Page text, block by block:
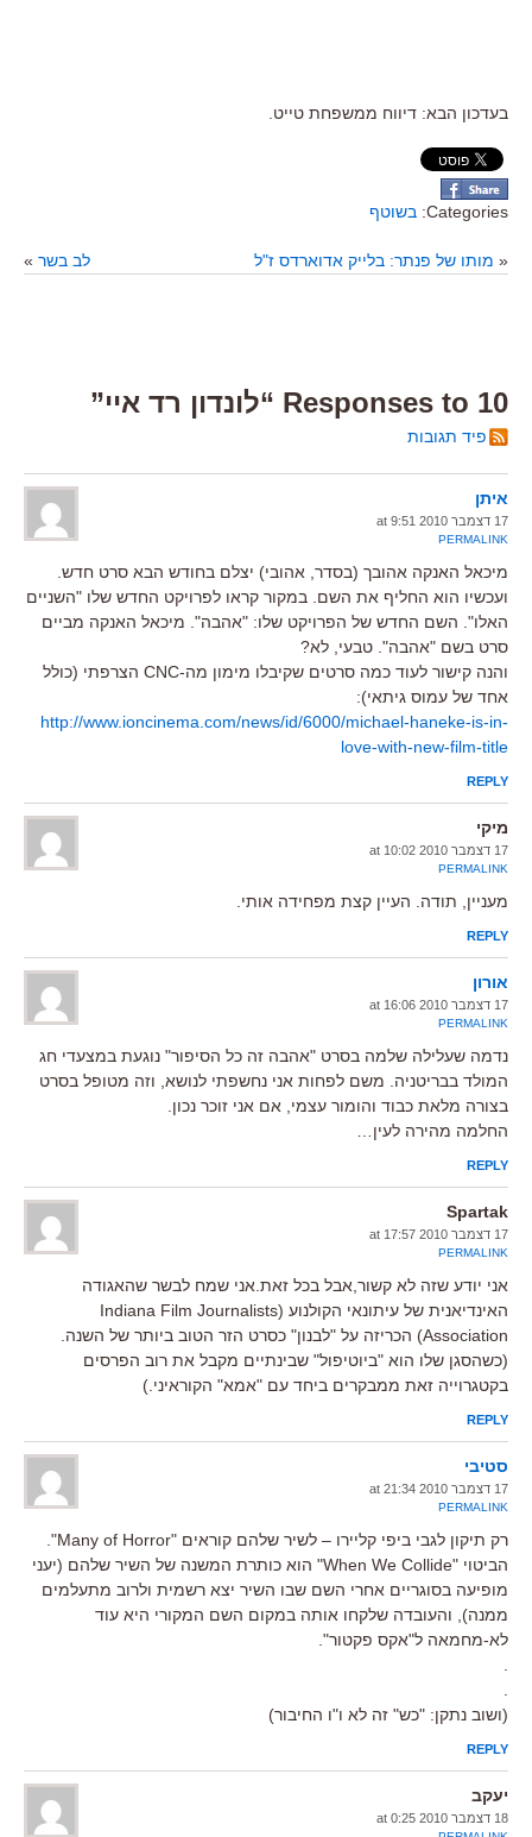
בעדכון הבא: דיווח ממשפחת טייט.
Categories: בשוטף
« מותו של פנתר: בלייק אדוארדס ז"ל לב בשר »
10 Responses to “לונדון רד איי”
פיד תגובות
איתן
17 דצמבר 2010 at 9:51
PERMALINK
מיכאל האנקה אהובך (בסדר, אהובי) יצלם בחודש הבא סרט חדש.
ועכשיו הוא החליף את השם. במקור קראו לפרויקט החדש שלו "השניים
האלו". השם החדש של הפרויקט שלו: "אהבה". מיכאל האנקה מביים
סרט בשם "אהבה". טבעי, לא?
והנה קישור לעוד כמה סרטים שקיבלו מימון מה-CNC הצרפתי (כולל
אחד של עמוס גיתאי):
http://www.ioncinema.com/news/id/6000/michael-haneke-is-in-
love-with-new-film-title
REPLY
מיקי
17 דצמבר 2010 at 10:02
PERMALINK
מעניין, תודה. העיין קצת מפחידה אותי.
REPLY
אורון
17 דצמבר 2010 at 16:06
PERMALINK
נדמה שעלילה שלמה בסרט "אהבה זה כל הסיפור" נוגעת במצעדי חג
המולד בבריטניה. משם לפחות אני נחשפתי לנושא, וזה מטופל בסרט
בצורה מלאת כבוד והומור עצמי, אם אני זוכר נכון.
החלמה מהירה לעין…
REPLY
Spartak
17 דצמבר 2010 at 17:57
PERMALINK
אני יודע שזה לא קשור,אבל בכל זאת.אני שמח לבשר שהאגודה
האינדיאנית של עיתונאי הקולנוע (Indiana Film Journalists
Association) הכריזה על "לבנון" כסרט הזר הטוב ביותר של השנה.
(כשהסגן שלו הוא "ביוטיפול" שבינתיים מקבל את רוב הפרסים
בקטגרוייה זאת ממבקרים ביחד עם "אמא" הקוראיני.)
REPLY
סטיבי
17 דצמבר 2010 at 21:34
PERMALINK
רק תיקון לגבי ביפי קליירו – לשיר שלהם קוראים "Many of Horror".
הביטוי "When We Collide" הוא כותרת המשנה של השיר שלהם (יעני
מופיעה בסוגריים אחרי השם שבו השיר יצא רשמית ולרוב מתעלמים
ממנה), והעובדה שלקחו אותה במקום השם המקורי היא עוד
לא-מחמאה ל"אקס פקטור".
(ושוב נתקן: "כש" זה לא ו"ו החיבור)
REPLY
יעקב
18 דצמבר 2010 at 0:25